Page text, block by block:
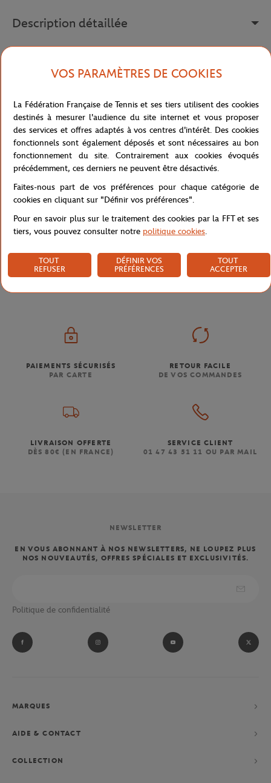
Description détaillée
Référence :FJEU0125-MLT-TU
Caractéristiques
Livraison et retours
Accueil Boutique Nos collaborations MAQUILLAGE FFT
PAIEMENTS SÉCURISÉS
PAR CARTE
RETOUR FACILE
DE VOS COMMANDES
LIVRAISON OFFERTE
DÈS 80€ (EN FRANCE)
SERVICE CLIENT
01 47 43 51 11 OU PAR MAIL
NEWSLETTER
EN VOUS ABONNANT À NOS NEWSLETTERS, NE LOUPEZ PLUS
NOS NOUVEAUTÉS, OFFRES SPÉCIALES ET EXCLUSIVITÉS.
Politique de confidentialité
MARQUES
AIDE & CONTACT
COLLECTION
VOS PARAMÈTRES DE COOKIES
La Fédération Française de Tennis et ses tiers utilisent des cookies
destinés à mesurer l'audience du site internet et vous proposer
des services et offres adaptés à vos centres d'intérêt. Des cookies
fonctionnels sont également déposés et sont nécessaires au bon
fonctionnement du site. Contrairement aux cookies évoqués
précédemment, ces derniers ne peuvent être désactivés.
Faites-nous part de vos préférences pour chaque catégorie de
cookies en cliquant sur "Définir vos préférences".
Pour en savoir plus sur le traitement des cookies par la FFT et ses
tiers, vous pouvez consulter notre politique cookies.
TOUT
REFUSER
DÉFINIR VOS
PRÉFÉRENCES
TOUT
ACCEPTER